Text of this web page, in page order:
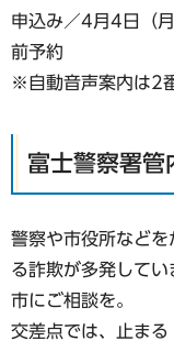
申込み／4月4日（
前予約
※自動音声案内は2
富士警察署管
警察や市役所など
る詐欺が多発して
市にご相談を。
交差点では、止まる